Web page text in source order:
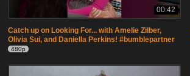
00:42
Catch up on Looking For... with Amelie Zilber,
Olivia Sui, and Daniella Perkins! #bumblepartner
480p